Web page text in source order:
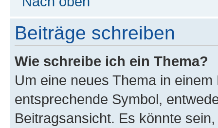
Beiträge schreiben
Wie schreibe ich ein Thema?
Um eine neues Thema in
entsprechende Symbol,
Beitragsansicht. Es könnte